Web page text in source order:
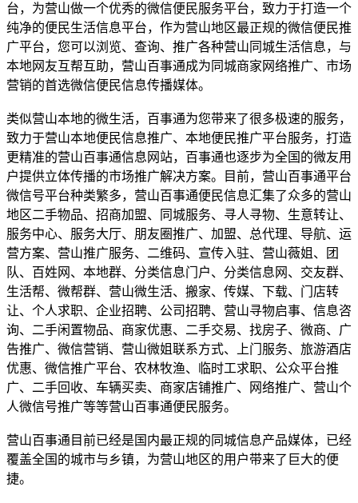
台，为营山做一个优秀的微信便民服务平台，致力于打造一个
纯净的便民生活信息平台，作为营山地区最正规的微信便民推
广平台，您可以浏览、查询、推广各种营山同城生活信息，与
本地网友互帮互助，营山百事通成为同城商家网络推广、市场
营销的首选微信便民信息传播媒体。
类似营山本地的微生活，百事通为您带来了很多极速的服务，
致力于营山本地便民信息推广、本地便民推广平台服务，打造
更精准的营山百事通信息网站，百事通也逐步为全国的微友用
户提供立体传播的市场推广解决方案。目前，营山百事通平台
微信号平台种类繁多，营山百事通便民信息汇集了众多的营山
地区二手物品、招商加盟、同城服务、寻人寻物、生意转让、
服务中心、服务大厅、朋友圈推广、加盟、总代理、导航、运
营方案、营山推广服务、二维码、宣传入驻、营山薇姐、团
队、百姓网、本地群、分类信息门户、分类信息网、交友群、
生活帮、微帮群、营山微生活、搬家、传媒、下载、门店转
让、个人求职、企业招聘、公司招聘、营山寻物启事、信息咨
询、二手闲置物品、商家优惠、二手交易、找房子、微商、广
告推广、微信营销、营山微姐联系方式、上门服务、旅游酒店
优惠、微信推广平台、农林牧渔、临时工求职、公众平台推
广、二手回收、车辆买卖、商家店铺推广、网络推广、营山个
人微信号推广等等营山百事通便民服务。
营山百事通目前已经是国内最正规的同城信息产品媒体，已经
覆盖全国的城市与乡镇，为营山地区的用户带来了巨大的便
捷。